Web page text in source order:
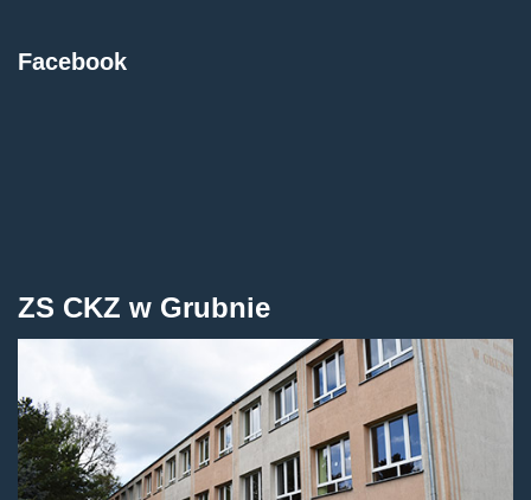
Facebook
ZS CKZ w Grubnie